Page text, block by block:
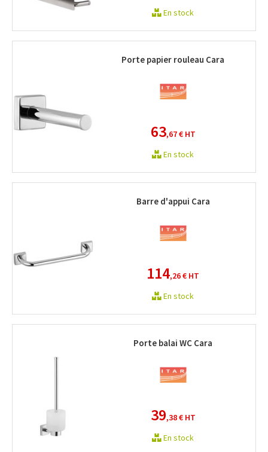
En stock
Porte papier rouleau Cara
63,67 €HT
En stock
Barre d'appui Cara
114,26 € HT
En stock
Porte balai WC Cara
39,38 €HT
En stock